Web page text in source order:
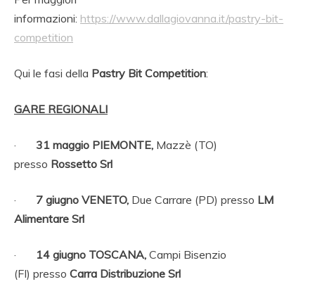
informazioni: https://www.dallagiovanna.it/pastry-bit-
competition
Qui le fasi della Pastry Bit Competition:
GARE REGIONALI
· 31 maggio PIEMONTE, Mazzè (TO)
presso Rossetto Srl
· 7 giugno VENETO, Due Carrare (PD) presso LM
Alimentare Srl
· 14 giugno TOSCANA, Campi Bisenzio
(FI) presso Carra Distribuzione Srl